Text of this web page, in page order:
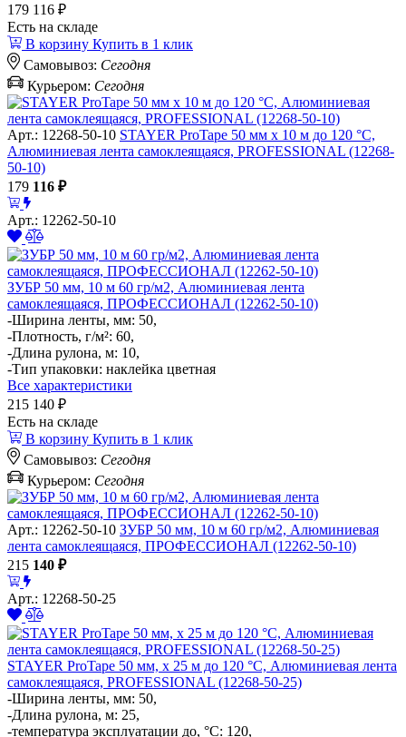
179 116 ₽
Есть на складе
В корзину Купить в 1 клик
Самовывоз: Сегодня
Курьером: Сегодня
Арт.: 12268-50-10 STAYER ProTape 50 мм х 10 м до 120 °С,
Алюминиевая лента самоклеящаяся, PROFESSIONAL (12268-
50-10)
179 116 ₽
Арт.: 12262-50-10
ЗУБР 50 мм, 10 м 60 гр/м2, Алюминиевая лента
самоклеящаяся, ПРОФЕССИОНАЛ (12262-50-10)
-Ширина ленты, мм: 50,
-Плотность, г/м²: 60,
-Длина рулона, м: 10,
-Тип упаковки: наклейка цветная
Все характеристики
215 140 ₽
Есть на складе
В корзину Купить в 1 клик
Самовывоз: Сегодня
Курьером: Сегодня
Арт.: 12262-50-10 ЗУБР 50 мм, 10 м 60 гр/м2, Алюминиевая
лента самоклеящаяся, ПРОФЕССИОНАЛ (12262-50-10)
215 140 ₽
Арт.: 12268-50-25
STAYER ProTape 50 мм, x 25 м до 120 °С, Алюминиевая лента
самоклеящаяся, PROFESSIONAL (12268-50-25)
-Ширина ленты, мм: 50,
-Длина рулона, м: 25,
-температура эксплуатации до, °C: 120,